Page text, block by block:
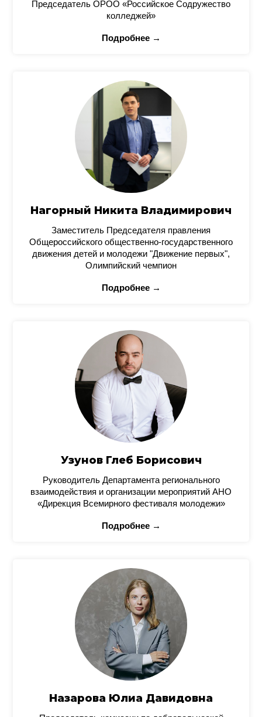
Председатель ОРОО «Российское Содружество
колледжей»
Подробнее →
Нагорный Никита Владимирович
Заместитель Председателя правления
Общероссийского общественно-государственного
движения детей и молодежи "Движение первых",
Олимпийский чемпион
Подробнее →
Узунов Глеб Борисович
Руководитель Департамента регионального
взаимодействия и организации мероприятий АНО
«Дирекция Всемирного фестиваля молодежи»
Подробнее →
Назарова Юлиа Давидовна